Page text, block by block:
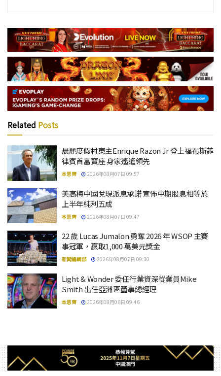
Related Posts
晨麗度假村東主Enrique Razon Jr 登上福布斯菲
律賓首富寶座 身家遙遙領先
本思齊 2026年08月07日 09:57
美高梅中國兌現派息承諾 宣佈中期股息相等於
上半年純利五成
本思齊 2026年08月07日 09:47
22 歲 Lucas Jumalon 勇奪 2026 年 WSOP 主賽
事冠軍，贏取1,000 萬美元獎金
新聞編輯部 2026年08月07日 09:30
Light & Wonder 委任行業資深從業員Mike
Smith 出任亞洲區董事總經理
本思齊 2026年08月06日 09:46